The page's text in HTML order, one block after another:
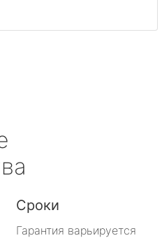
Сроки
Гарантия варьируется